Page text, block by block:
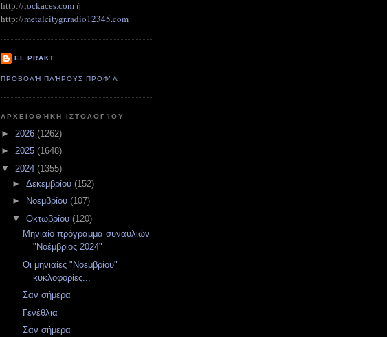
http://rockaces.com ή
http://metalcitygr.radio12345.com
EL PRAKT
ΠΡΟΒΟΛΉ ΠΛΉΡΟΥΣ ΠΡΟΦΊΛ
ΑΡΧΕΙΟΘΉΚΗ ΙΣΤΟΛΟΓΊΟΥ
► 2026 (1262)
► 2025 (1648)
▼ 2024 (1355)
► Δεκεμβρίου (152)
►
Νοεμβρίου (107)
▼ Οκτωβρίου (120)
Μηνιαίο πρόγραμμα συναυλιών
"Νοέμβριος 2024"
Οι μηνιαίες "Νοεμβρίου"
κυκλοφορίες...
Σαν σήμερα
Γενέθλια
Σαν σήμερα